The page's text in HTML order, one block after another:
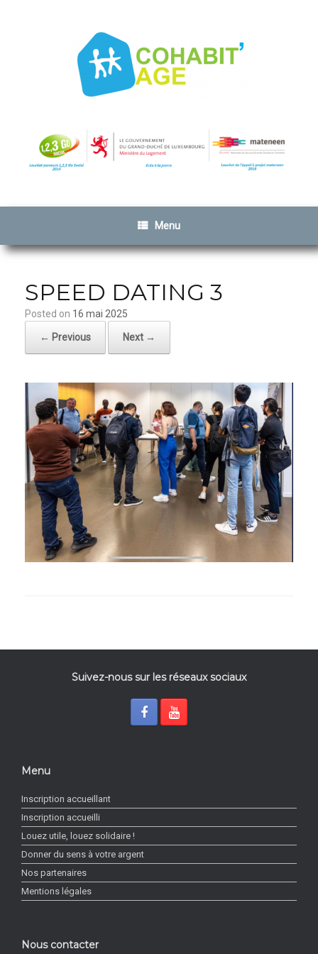
Menu
SPEED DATING 3
Posted on 16 mai 2025
← Previous Next →
Suivez-nous sur les réseaux sociaux
Menu
Inscription accueillant
Inscription accueilli
Louez utile, louez solidaire !
Donner du sens à votre argent
Nos partenaires
Mentions légales
Nous contacter